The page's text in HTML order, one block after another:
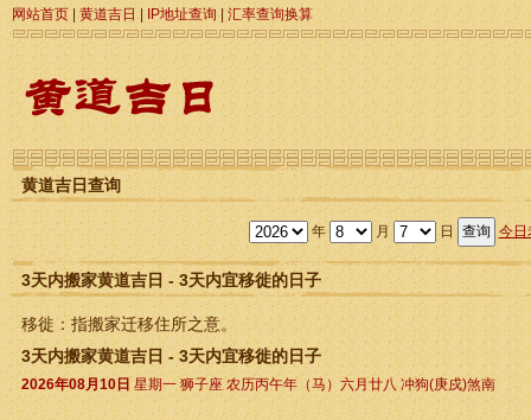
网站首页|黄道吉日| IP地址查询 |汇率查询换算
黄道吉日查询
年 月 日 今日
3天内搬家黄道吉日 - 3天内宜移徙的日子
移徙：指搬家迁移住所之意。
3天内搬家黄道吉日 - 3天内宜移徙的日子
2026年08月10日星期一 狮子座 农历丙午年（马）六月廿八 冲狗(庚戍)煞南